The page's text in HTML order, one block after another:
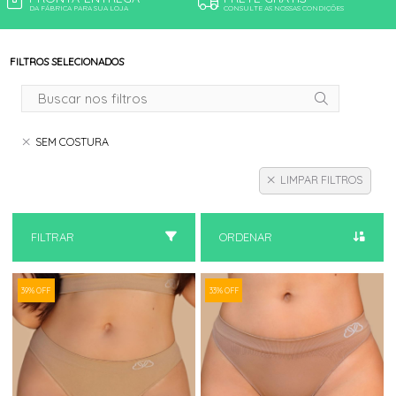
DA FÁBRICA PARA SUA LOJA CONSULTE AS NOSSAS CONDIÇÕES
FILTROS SELECIONADOS
SEM COSTURA
LIMPAR FILTROS
FILTRAR ORDENAR
39% OFF 33% OFF